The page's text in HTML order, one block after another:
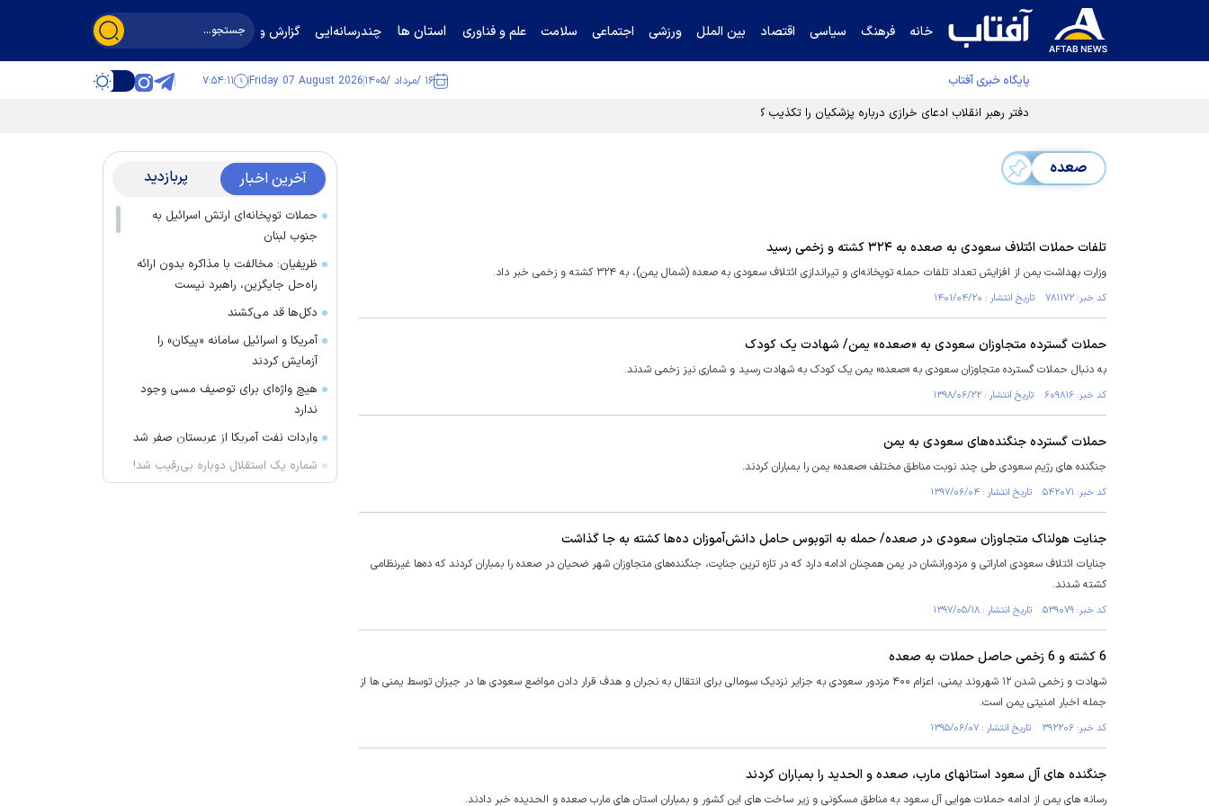
خانه فرهنگ سیاسی اقتصاد بین الملل ورزشی اجتماعی سلامت علم و فناوری استان ها چندرسانه‌ایی گزارش و گفت‌وگو
پایگاه خبری آفتاب ۱۶ /مرداد /۱۴۰۵ Friday 07 August 2026 ۷:۵۴:۱۱
دفتر رهبر انقلاب ادعای خرازی درباره پزشکیان را تکذیب کرد
صعده
تلفات حملات ائتلاف سعودی به صعده به ۳۲۴ کشته و زخمی رسید
وزارت بهداشت یمن از افزایش تعداد تلفات حمله توپخانه‌ای و تیراندازی ائتلاف سعودی به صعده (شمال یمن)، به ۳۲۴ کشته و زخمی خبر داد.
کد خبر: ۷۸۱۱۷۲ تاریخ انتشار : ۱۴۰۱/۰۴/۲۰
حملات گسترده متجاوزان سعودی به «صعده» یمن/ شهادت یک کودک
به دنبال حملات گسترده متجاوزان سعودی به «صعده» یمن یک کودک به شهادت رسید و شماری نیز زخمی شدند.
کد خبر: ۶۰۹۸۱۶ تاریخ انتشار : ۱۳۹۸/۰۶/۲۲
حملات گسترده جنگنده‌های سعودی به یمن
جنگنده های رژیم سعودی طی چند نوبت مناطق مختلف «صعده» یمن را بمباران کردند.
کد خبر: ۵۴۲۰۷۱ تاریخ انتشار : ۱۳۹۷/۰۶/۰۴
جنایت هولناک متجاوزان سعودی در صعده/ حمله به اتوبوس حامل دانش‌آموزان ده‌ها کشته به جا گذاشت
جنایات ائتلاف سعودی اماراتی و مزدورانشان در یمن همچنان ادامه دارد که در تازه‌ ترین جنایت، جنگنده‌های متجاوزان شهر ضحیان در صعده را بمباران کردند که ده‌ها غیرنظامی
کشته شدند.
کد خبر: ۵۳۹۰۷۹ تاریخ انتشار : ۱۳۹۷/۰۵/۱۸
6 کشته و 6 زخمی حاصل حملات به صعده
شهادت و زخمی شدن ۱۲ شهروند یمنی، اعزام ۴۰۰ مزدور سعودی به جزایر نزدیک سومالی برای انتقال به نجران و هدف قرار دادن مواضع سعودی ها در جیزان توسط یمنی ها از
جمله اخبار امنیتی یمن است.
کد خبر: ۳۹۲۲۰۶ تاریخ انتشار : ۱۳۹۵/۰۶/۰۷
جنگنده های آل سعود استانهای مارب، صعده و الحدید را بمباران کردند
رسانه های یمن از ادامه حملات هوایی آل سعود به مناطق مسکونی و زیر ساخت های این کشور و بمباران استان های مارب صعده و الحدیده خبر دادند.
آخرین اخبار پربازدید
حملات توپخانه‌ای ارتش اسرائیل به
جنوب لبنان
ظریفیان: مخالفت با مذاکره بدون ارائه
راه‌حل جایگزین، راهبرد نیست
دکل‌ها قد می‌کشند
آمریکا و اسرائیل سامانه «پیکان» را
آزمایش کردند
هیچ واژه‌ای برای توصیف مسی وجود
ندارد
واردات نفت آمریکا از عربستان صفر شد
شماره یک استقلال دوباره بی‌رقیب شد!